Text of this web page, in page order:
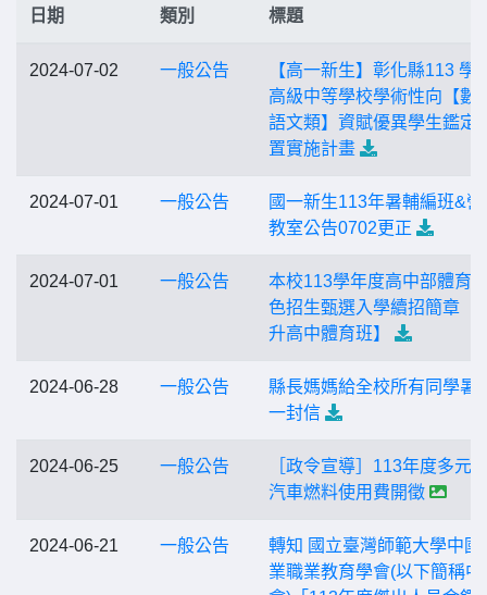
日期 類別 標題
2024-07-02 一般公告
【高一新生】彰化縣113 學
高級中等學校學術性向【數
語文類】資賦優異學生鑑定
置實施計畫
2024-07-01 一般公告
國一新生113年暑輔編班&營
教室公告0702更正
2024-07-01 一般公告
本校113學年度高中部體育
色招生甄選入學續招簡章【
升高中體育班】
2024-06-28 一般公告
縣長媽媽給全校所有同學暑
一封信
2024-06-25 一般公告
［政令宣導］113年度多元
汽車燃料使用費開徵
2024-06-21 一般公告
轉知 國立臺灣師範大學中國
業職業教育學會(以下簡稱中